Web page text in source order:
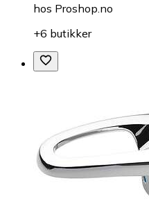
hos Proshop.no
+6 butikker